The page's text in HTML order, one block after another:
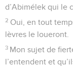
d’Abimélek qui le
2 Oui, en tout
lèvres le loueront.
3 Mon sujet de
l’entendent et